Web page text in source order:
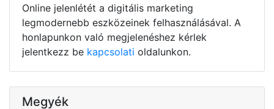
Online jelenlétét a digitális marketing
legmodernebb eszközeinek felhasználásával. A
honlapunkon való megjelenéshez kérlek
jelentkezz be kapcsolati oldalunkon.
Megyék